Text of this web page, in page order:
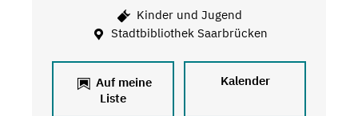
Kinder und Jugend
Stadtbibliothek Saarbrücken
Auf meine
Liste
Kalender